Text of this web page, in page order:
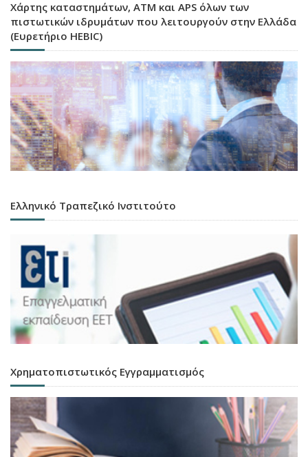
Χάρτης καταστημάτων, ATM και APS όλων των
πιστωτικών ιδρυμάτων που λειτουργούν στην Ελλάδα
(Ευρετήριο HEBIC)
Ελληνικό Τραπεζικό Ινστιτούτο
Χρηματοπιστωτικός Εγγραμματισμός